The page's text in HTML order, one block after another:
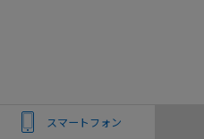
スマートフォン